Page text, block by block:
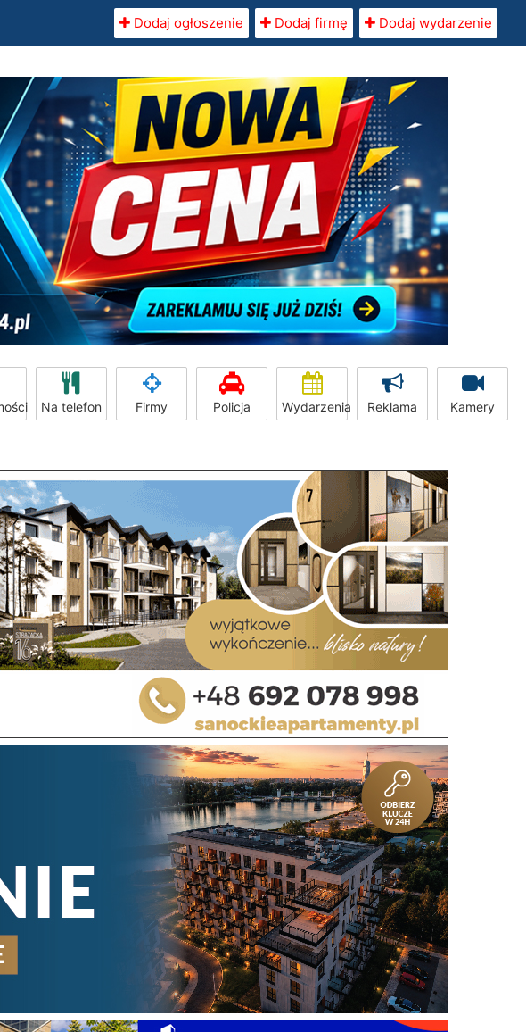
Dodaj ogłoszenie Dodaj firmę Dodaj wydarzenie
Na telefon Firmy Policja Wydarzenia Reklama Kamery